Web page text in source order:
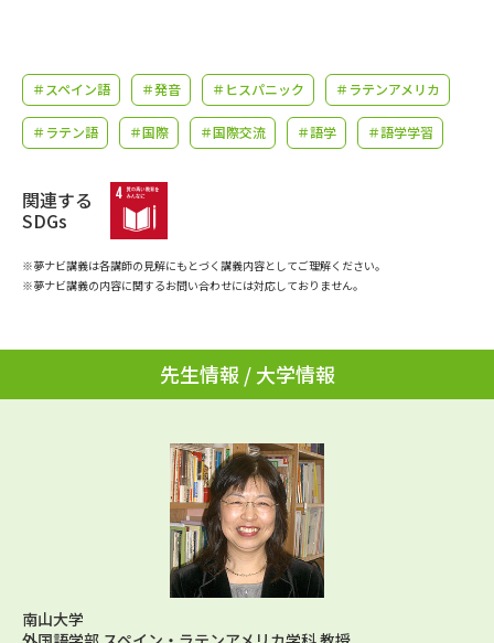
大学で学びたい学問発見
学問のミニ講義「夢ナビ講義」 学問分野解説
学問の教科書
ユーザーサポート
受付内容・発送状況の確認
個人情報取扱規定
テレメール進学カタログ
訂正のご案内
＃スペイン語 ＃発音 ＃ヒスパニック ＃ラテンアメリカ
＃ラテン語 ＃国際 ＃国際交流 ＃語学 ＃語学学習
関連する
SDGs
※夢ナビ講義は各講師の見解にもとづく講義内容としてご理解ください。
※夢ナビ講義の内容に関するお問い合わせには対応しておりません。
先生情報 / 大学情報
南山大学